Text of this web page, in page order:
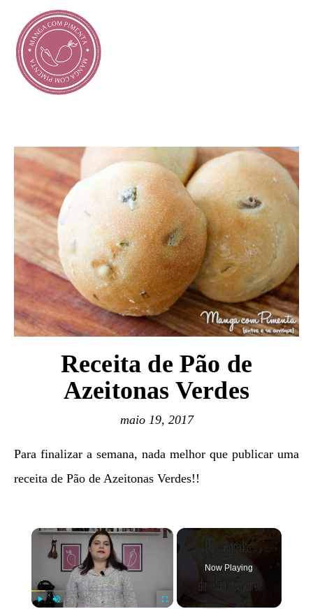
Receita de Pão de
Azeitonas Verdes
maio 19, 2017
Para finalizar a semana, nada melhor que publicar uma
receita de Pão de Azeitonas Verdes!!
×
Now Playing